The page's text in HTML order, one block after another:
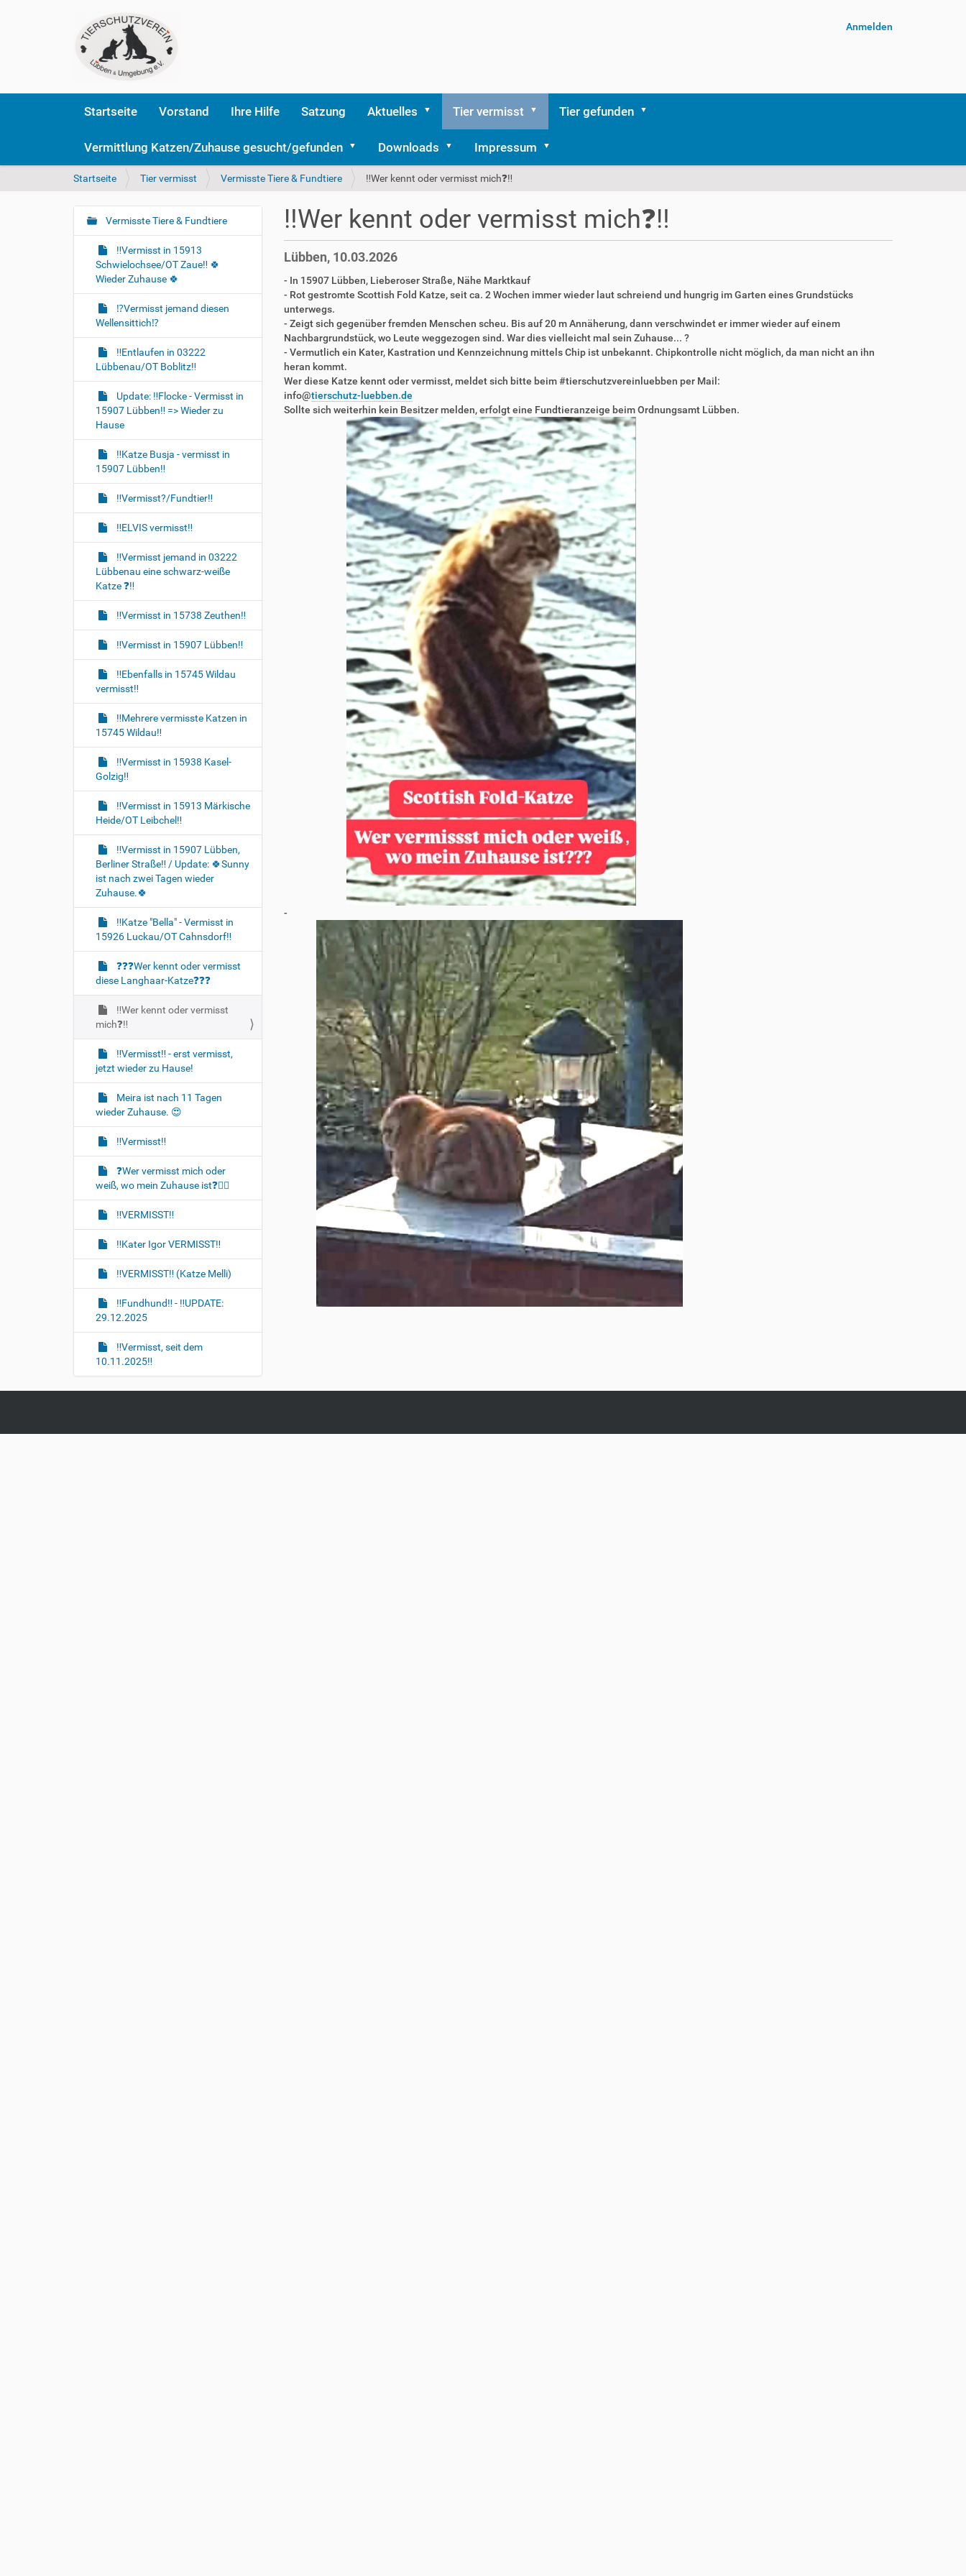
Anmelden
Startseite Vorstand Ihre Hilfe Satzung Aktuelles Tier vermisst Tier gefunden
Vermittlung Katzen/Zuhause gesucht/gefunden Downloads Impressum
S
e
i
i
Startseite Tier vermisst Vermisste Tiere & Fundtiere ‼️Wer kennt oder vermisst mich❓️‼️
‼️Wer kennt oder vermisst mich❓️‼️
Lübben, 10.03.2026
- In 15907 Lübben, Lieberoser Straße, Nähe Marktkauf
- Rot gestromte Scottish Fold Katze, seit ca. 2 Wochen immer wieder laut schreiend und hungrig im Garten eines Grundstücks
unterwegs.
- Zeigt sich gegenüber fremden Menschen scheu. Bis auf 20 m Annäherung, dann verschwindet er immer wieder auf einem
Nachbargrundstück, wo Leute weggezogen sind. War dies vielleicht mal sein Zuhause... ?
- Vermutlich ein Kater, Kastration und Kennzeichnung mittels Chip ist unbekannt. Chipkontrolle nicht möglich, da man nicht an ihn
heran kommt.
Wer diese Katze kennt oder vermisst, meldet sich bitte beim #tierschutzvereinluebben per Mail:
info@tierschutz-luebben.de
Sollte sich weiterhin kein Besitzer melden, erfolgt eine Fundtieranzeige beim Ordnungsamt Lübben.
-
N
g
n
Vermisste Tiere & Fundtiere
‼️Vermisst in 15913
Schwielochsee/OT Zaue‼️ 🍀
Wieder Zuhause 🍀
⁉️Vermisst jemand diesen
Wellensittich⁉️
‼️Entlaufen in 03222
Lübbenau/OT Boblitz‼️
Update: ‼️Flocke - Vermisst in
15907 Lübben‼️ => Wieder zu
Hause
‼️Katze Busja - vermisst in
15907 Lübben‼️
‼️Vermisst?/Fundtier‼️
‼️ELVIS vermisst‼️
‼️Vermisst jemand in 03222
Lübbenau eine schwarz-weiße
Katze ❓️‼️
‼️Vermisst in 15738 Zeuthen‼️
‼️Vermisst in 15907 Lübben‼️
‼️Ebenfalls in 15745 Wildau
vermisst‼️
‼️Mehrere vermisste Katzen in
15745 Wildau‼️
‼️Vermisst in 15938 Kasel-
Golzig‼️
‼️Vermisst in 15913 Märkische
Heide/OT Leibchel‼️
‼️Vermisst in 15907 Lübben,
Berliner Straße‼️ / Update: 🍀Sunny
ist nach zwei Tagen wieder
Zuhause.🍀
‼️Katze "Bella" - Vermisst in
15926 Luckau/OT Cahnsdorf‼️
❓️❓️❓️Wer kennt oder vermisst
diese Langhaar-Katze❓️❓️❓️
‼️Wer kennt oder vermisst
mich❓️‼️
‼️Vermisst‼️ - erst vermisst,
jetzt wieder zu Hause!
Meira ist nach 11 Tagen
wieder Zuhause. 😍
‼️Vermisst‼️
❓️Wer vermisst mich oder
weiß, wo mein Zuhause ist❓️🐈‍🏡
‼️VERMISST‼️
‼️Kater Igor VERMISST‼️
‼️VERMISST‼️ (Katze Melli)
‼️Fundhund‼️ - ‼️UPDATE:
29.12.2025
‼️Vermisst, seit dem
10.11.2025‼️